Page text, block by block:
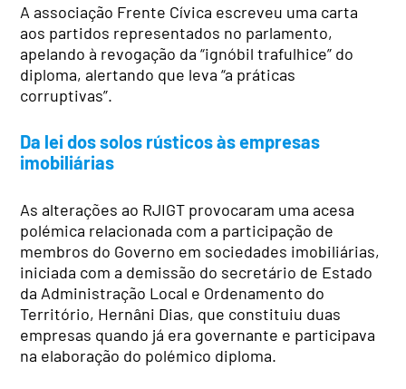
A associação Frente Cívica escreveu uma carta
aos partidos representados no parlamento,
apelando à revogação da “ignóbil trafulhice” do
diploma, alertando que leva “a práticas
corruptivas”.
Da lei dos solos rústicos às empresas
imobiliárias
As alterações ao RJIGT provocaram uma acesa
polémica relacionada com a participação de
membros do Governo em sociedades imobiliárias,
iniciada com a demissão do secretário de Estado
da Administração Local e Ordenamento do
Território, Hernâni Dias, que constituiu duas
empresas quando já era governante e participava
na elaboração do polémico diploma.